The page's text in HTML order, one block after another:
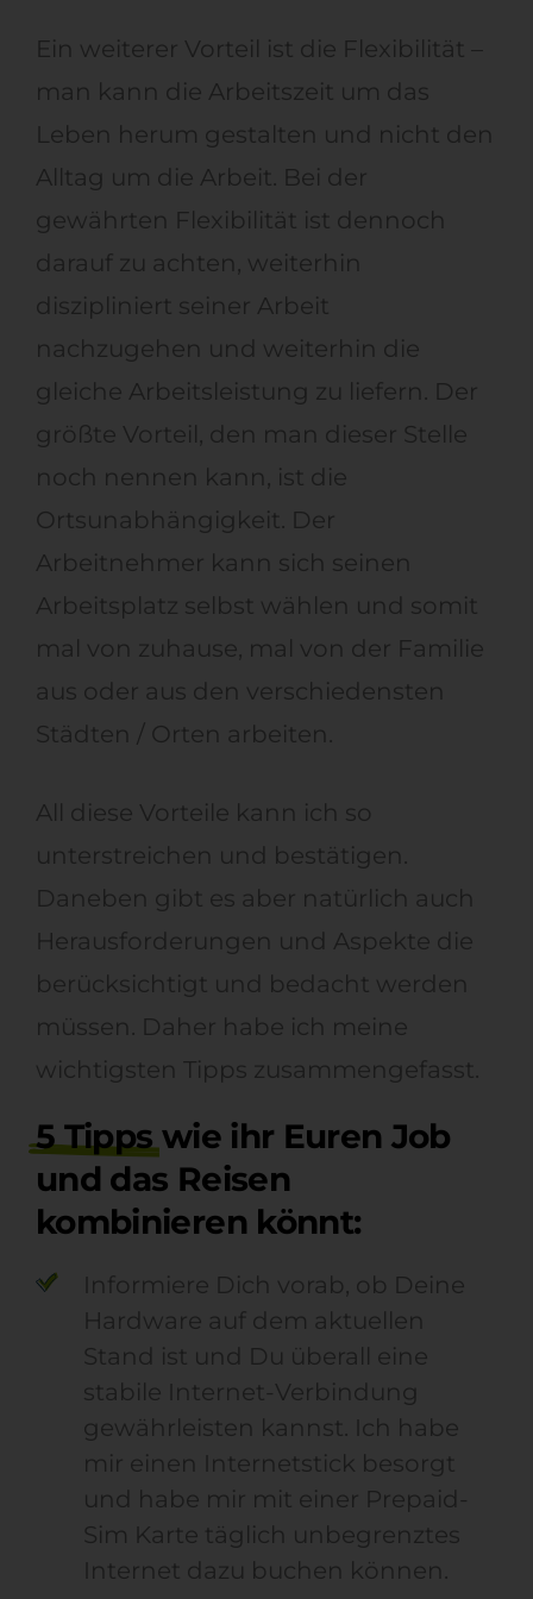
Ein weiterer Vorteil ist die Flexibilität –
man kann die Arbeitszeit um das
Leben herum gestalten und nicht den
Alltag um die Arbeit. Bei der
gewährten Flexibilität ist dennoch
darauf zu achten, weiterhin
diszipliniert seiner Arbeit
nachzugehen und weiterhin die
gleiche Arbeitsleistung zu liefern. Der
größte Vorteil, den man dieser Stelle
noch nennen kann, ist die
Ortsunabhängigkeit. Der
Arbeitnehmer kann sich seinen
Arbeitsplatz selbst wählen und somit
mal von zuhause, mal von der Familie
aus oder aus den verschiedensten
Städten / Orten arbeiten.
All diese Vorteile kann ich so
unterstreichen und bestätigen.
Daneben gibt es aber natürlich auch
Herausforderungen und Aspekte die
berücksichtigt und bedacht werden
müssen. Daher habe ich meine
wichtigsten Tipps zusammengefasst.
5 Tippswie ihr Euren Job
und das Reisen
kombinieren könnt:
Informiere Dich vorab, ob Deine
Hardware auf dem aktuellen
Stand ist und Du überall eine
stabile Internet-Verbindung
gewährleisten kannst. Ich habe
mir einen Internetstick besorgt
und habe mir mit einer Prepaid-
Sim Karte täglich unbegrenztes
Internet dazu buchen können.